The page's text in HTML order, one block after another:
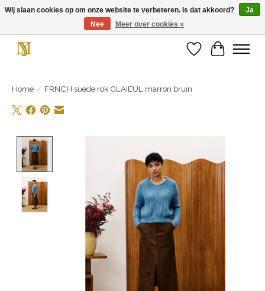
Unieke schoenen en een feestje aan je voeten! Gratis verzending vanaf € 75,-
Verlanglijst
Home / FRNCH suede rok GLAIEUL marron bruin
Wij slaan cookies op om onze website te verbeteren. Is dat akkoord?
Ja
Nee
Meer over cookies »